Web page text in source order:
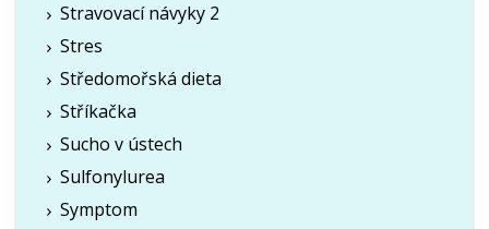
Stravovací návyky 2
Stres
Středomořská dieta
Stříkačka
Sucho v ústech
Sulfonylurea
Symptom